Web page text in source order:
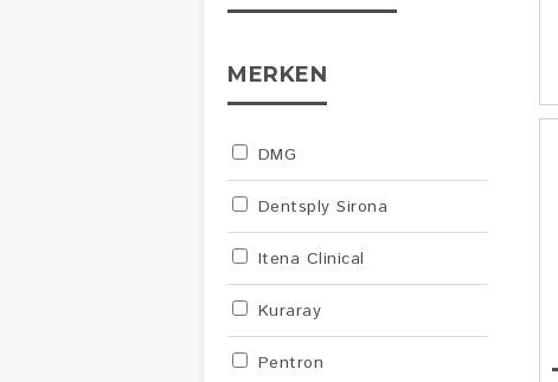
MERKEN
DMG
Dentsply Sirona
Itena Clinical
Kuraray
Pentron